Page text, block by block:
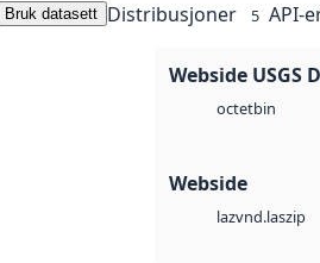
Bruk datasett Distribusjoner 5 API-
Webside USGS
octetbin
Webside
lazvnd.laszip